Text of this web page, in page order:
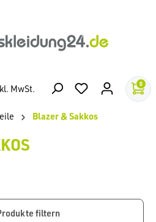
MwSt. 0
Blazer & Sakkos
filtern